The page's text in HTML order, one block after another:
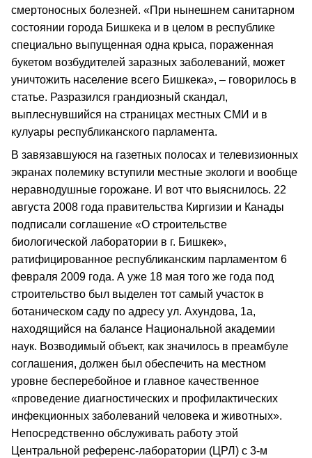
смертоносных болезней. «При нынешнем санитарном
состоянии города Бишкека и в целом в республике
специально выпущенная одна крыса, пораженная
букетом возбудителей заразных заболеваний, может
уничтожить население всего Бишкека», – говорилось в
статье. Разразился грандиозный скандал,
выплеснувшийся на страницах местных СМИ и в
кулуары республиканского парламента.
В завязавшуюся на газетных полосах и телевизионных
экранах полемику вступили местные экологи и вообще
неравнодушные горожане. И вот что выяснилось. 22
августа 2008 года правительства Киргизии и Канады
подписали соглашение «О строительстве
биологической лаборатории в г. Бишкек»,
ратифицированное республиканским парламентом 6
февраля 2009 года. А уже 18 мая того же года под
строительство был выделен тот самый участок в
ботаническом саду по адресу ул. Ахундова, 1а,
находящийся на балансе Национальной академии
наук. Возводимый объект, как значилось в преамбуле
соглашения, должен был обеспечить на местном
уровне бесперебойное и главное качественное
«проведение диагностических и профилактических
инфекционных заболеваний человека и животных».
Непосредственно обслуживать работу этой
Центральной референс-лаборатории (ЦРЛ) с 3-м